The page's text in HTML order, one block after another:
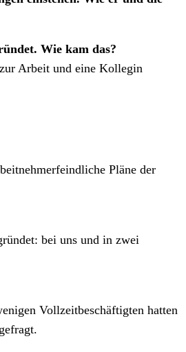
Wie kam das?
Arbeit und eine Kollegin
Pläne der
bei uns und in zwei
Vollzeitbeschäftigten hatten